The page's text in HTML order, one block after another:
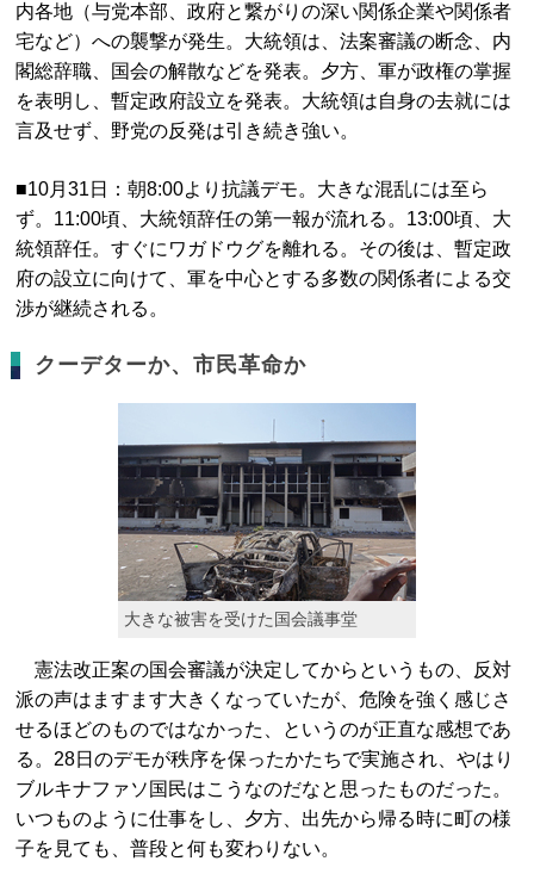
内各地（与党本部、政府と繋がりの深い関係企業や関係者
宅など）への襲撃が発生。大統領は、法案審議の断念、内
閣総辞職、国会の解散などを発表。夕方、軍が政権の掌握
を表明し、暫定政府設立を発表。大統領は自身の去就には
言及せず、野党の反発は引き続き強い。
■10月31日：朝8:00より抗議デモ。大きな混乱には至ら
ず。11:00頃、大統領辞任の第一報が流れる。13:00頃、大
統領辞任。すぐにワガドウグを離れる。その後は、暫定政
府の設立に向けて、軍を中心とする多数の関係者による交
渉が継続される。
クーデターか、市民革命か
大きな被害を受けた国会議事堂
憲法改正案の国会審議が決定してからというもの、反対
派の声はますます大きくなっていたが、危険を強く感じさ
せるほどのものではなかった、というのが正直な感想であ
る。28日のデモが秩序を保ったかたちで実施され、やはり
ブルキナファソ国民はこうなのだなと思ったものだった。
いつものように仕事をし、夕方、出先から帰る時に町の様
子を見ても、普段と何も変わりない。